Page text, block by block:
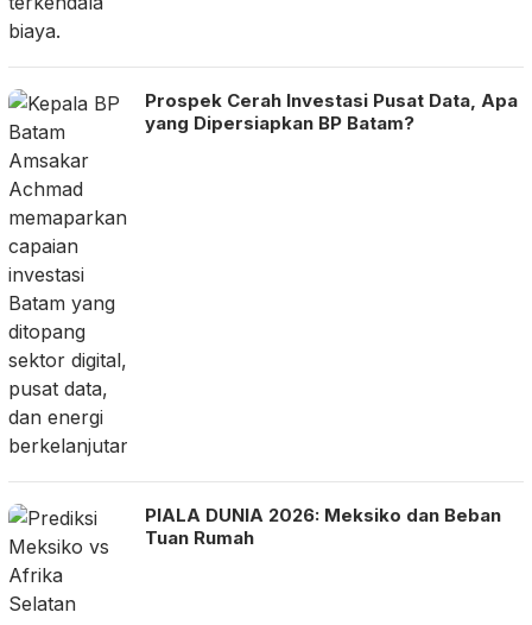
Prospek Cerah Investasi Pusat Data, Apa
yang Dipersiapkan BP Batam?
PIALA DUNIA 2026: Meksiko dan Beban
Tuan Rumah